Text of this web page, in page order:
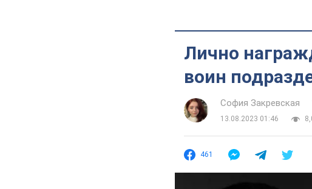
Лично
воин
София Закревская
13.08.2023 01:46
461